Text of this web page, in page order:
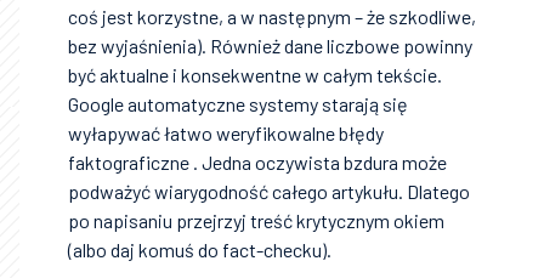
coś jest korzystne, a w następnym – że szkodliwe,
bez wyjaśnienia). Również dane liczbowe powinny
być aktualne i konsekwentne w całym tekście.
Google automatyczne systemy starają się
wyłapywać łatwo weryfikowalne błędy
faktograficzne . Jedna oczywista bzdura może
podważyć wiarygodność całego artykułu. Dlatego
po napisaniu przejrzyj treść krytycznym okiem
(albo daj komuś do fact-checku).